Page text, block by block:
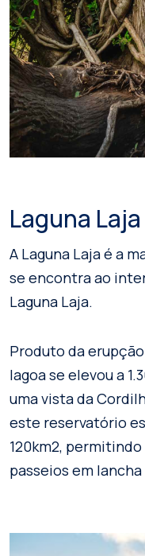
Laguna Laja
A Laguna Laja é a
se encontra ao
Laguna Laja.
Produto da
lagoa se elevou a
uma vista da
este reservatório
120km2,
passeios em